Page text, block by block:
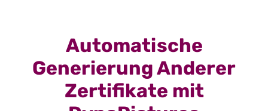
Automatische
Generierung Anderer
Zertifikate mit